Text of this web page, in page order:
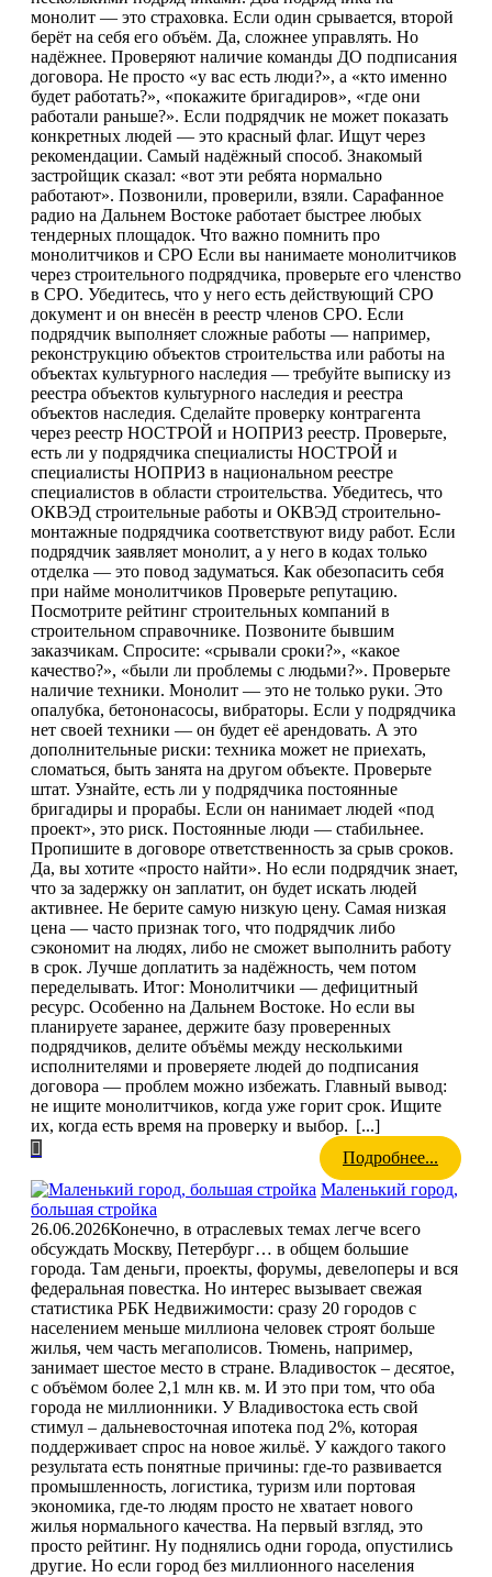
монолит — это страховка. Если один срывается, второй
берёт на себя его объём. Да, сложнее управлять. Но
надёжнее. Проверяют наличие команды ДО подписания
договора. Не просто «у вас есть люди?», а «кто именно
будет работать?», «покажите бригадиров», «где они
работали раньше?». Если подрядчик не может показать
конкретных людей — это красный флаг. Ищут через
рекомендации. Самый надёжный способ. Знакомый
застройщик сказал: «вот эти ребята нормально
работают». Позвонили, проверили, взяли. Сарафанное
радио на Дальнем Востоке работает быстрее любых
тендерных площадок. Что важно помнить про
монолитчиков и СРО Если вы нанимаете монолитчиков
через строительного подрядчика, проверьте его членство
в СРО. Убедитесь, что у него есть действующий СРО
документ и он внесён в реестр членов СРО. Если
подрядчик выполняет сложные работы — например,
реконструкцию объектов строительства или работы на
объектах культурного наследия — требуйте выписку из
реестра объектов культурного наследия и реестра
объектов наследия. Сделайте проверку контрагента
через реестр НОСТРОЙ и НОПРИЗ реестр. Проверьте,
есть ли у подрядчика специалисты НОСТРОЙ и
специалисты НОПРИЗ в национальном реестре
специалистов в области строительства. Убедитесь, что
ОКВЭД строительные работы и ОКВЭД строительно-
монтажные подрядчика соответствуют виду работ. Если
подрядчик заявляет монолит, а у него в кодах только
отделка — это повод задуматься. Как обезопасить себя
при найме монолитчиков Проверьте репутацию.
Посмотрите рейтинг строительных компаний в
строительном справочнике. Позвоните бывшим
заказчикам. Спросите: «срывали сроки?», «какое
качество?», «были ли проблемы с людьми?». Проверьте
наличие техники. Монолит — это не только руки. Это
опалубка, бетононасосы, вибраторы. Если у подрядчика
нет своей техники — он будет её арендовать. А это
дополнительные риски: техника может не приехать,
сломаться, быть занята на другом объекте. Проверьте
штат. Узнайте, есть ли у подрядчика постоянные
бригадиры и прорабы. Если он нанимает людей «под
проект», это риск. Постоянные люди — стабильнее.
Пропишите в договоре ответственность за срыв сроков.
Да, вы хотите «просто найти». Но если подрядчик знает,
что за задержку он заплатит, он будет искать людей
активнее. Не берите самую низкую цену. Самая низкая
цена — часто признак того, что подрядчик либо
сэкономит на людях, либо не сможет выполнить работу
в срок. Лучше доплатить за надёжность, чем потом
переделывать. Итог: Монолитчики — дефицитный
ресурс. Особенно на Дальнем Востоке. Но если вы
планируете заранее, держите базу проверенных
подрядчиков, делите объёмы между несколькими
исполнителями и проверяете людей до подписания
договора — проблем можно избежать. Главный вывод:
не ищите монолитчиков, когда уже горит срок. Ищите
их, когда есть время на проверку и выбор. [...]
Подробнее...
Маленький город,
большая стройка
26.06.2026Конечно, в отраслевых темах легче всего
обсуждать Москву, Петербург… в общем большие
города. Там деньги, проекты, форумы, девелоперы и вся
федеральная повестка. Но интерес вызывает свежая
статистика РБК Недвижимости: сразу 20 городов с
населением меньше миллиона человек строят больше
жилья, чем часть мегаполисов. Тюмень, например,
занимает шестое место в стране. Владивосток – десятое,
с объёмом более 2,1 млн кв. м. И это при том, что оба
города не миллионники. У Владивостока есть свой
стимул – дальневосточная ипотека под 2%, которая
поддерживает спрос на новое жильё. У каждого такого
результата есть понятные причины: где-то развивается
промышленность, логистика, туризм или портовая
экономика, где-то людям просто не хватает нового
жилья нормального качества. На первый взгляд, это
просто рейтинг. Ну поднялись одни города, опустились
другие. Но если город без миллионного населения